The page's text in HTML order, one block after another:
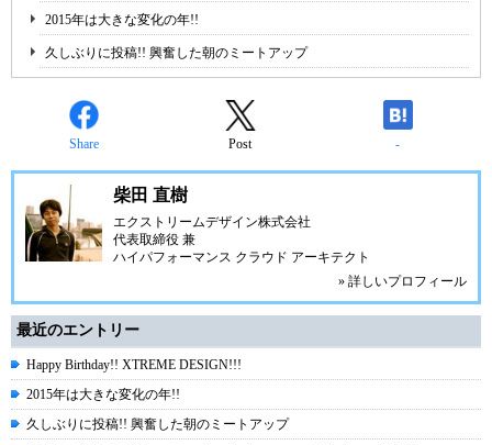
2015年は大きな変化の年!!
久しぶりに投稿!! 興奮した朝のミートアップ
Share Post -
柴田 直樹
エクストリームデザイン株式会社
代表取締役 兼
ハイパフォーマンス クラウド アーキテクト
» 詳しいプロフィール
最近のエントリー
Happy Birthday!! XTREME DESIGN!!!
2015年は大きな変化の年!!
久しぶりに投稿!! 興奮した朝のミートアップ